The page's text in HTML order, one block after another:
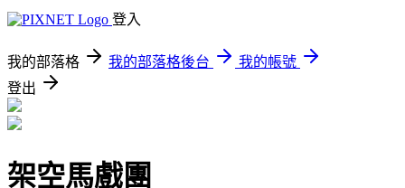
登入
我的部落格 我的部落格後台
我的帳號
登出
架空馬戲團